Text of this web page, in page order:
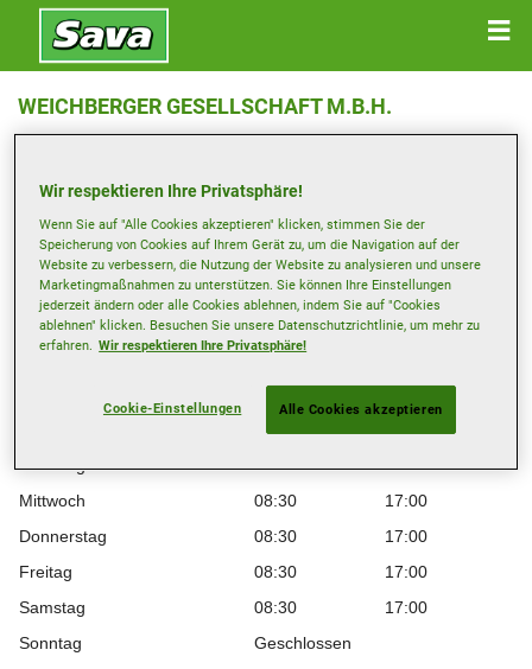
WEICHBERGER GESELLSCHAFT M.B.H.
Anfahrtsbeschreibung
Telefonnummer anzeigen
andreas.ellmauer@weichberger.at
Besuchen Sie die Website des Händlers
08:30
Dienstag
08:30
17:00
Mittwoch
08:30
17:00
Donnerstag
08:30
17:00
Freitag
08:30
17:00
Samstag
08:30
17:00
Sonntag
Geschlossen
Wir respektieren Ihre Privatsphäre!
Wenn Sie auf "Alle Cookies akzeptieren" klicken, stimmen Sie der
Speicherung von Cookies auf Ihrem Gerät zu, um die Navigation auf der
Website zu verbessern, die Nutzung der Website zu analysieren und unsere
Marketingmaßnahmen zu unterstützen. Sie können Ihre Einstellungen
jederzeit ändern oder alle Cookies ablehnen, indem Sie auf "Cookies
ablehnen" klicken. Besuchen Sie unsere Datenschutzrichtlinie, um mehr zu
erfahren. Wir respektieren Ihre Privatsphäre!
Cookie-Einstellungen Alle Cookies akzeptieren